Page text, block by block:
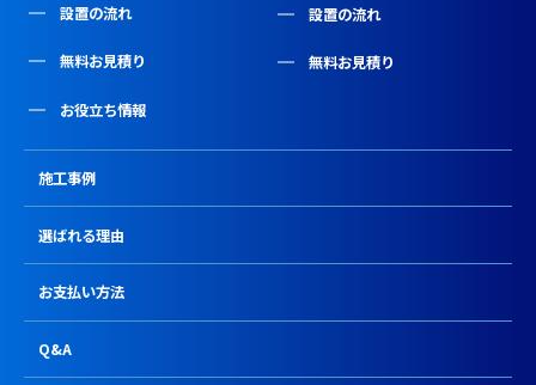
設置の流れ
無料お見積り
お役立ち情報
設置の流れ
無料お見積り
施工事例
選ばれる理由
お支払い方法
Q&A